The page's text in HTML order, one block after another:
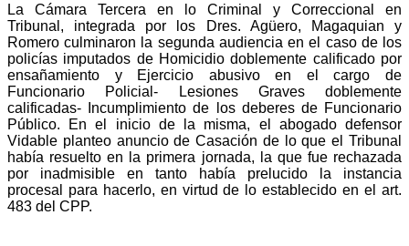
La Cámara Tercera en lo Criminal y Correccional en
Tribunal, integrada por los Dres. Agüero, Magaquian y
Romero culminaron la segunda audiencia en el caso de los
policías imputados de Homicidio doblemente calificado por
ensañamiento y Ejercicio abusivo en el cargo de
Funcionario Policial- Lesiones Graves doblemente
calificadas- Incumplimiento de los deberes de Funcionario
Público. En el inicio de la misma, el abogado defensor
Vidable planteo anuncio de Casación de lo que el Tribunal
había resuelto en la primera jornada, la que fue rechazada
por inadmisible en tanto había prelucido la instancia
procesal para hacerlo, en virtud de lo establecido en el art.
483 del CPP.